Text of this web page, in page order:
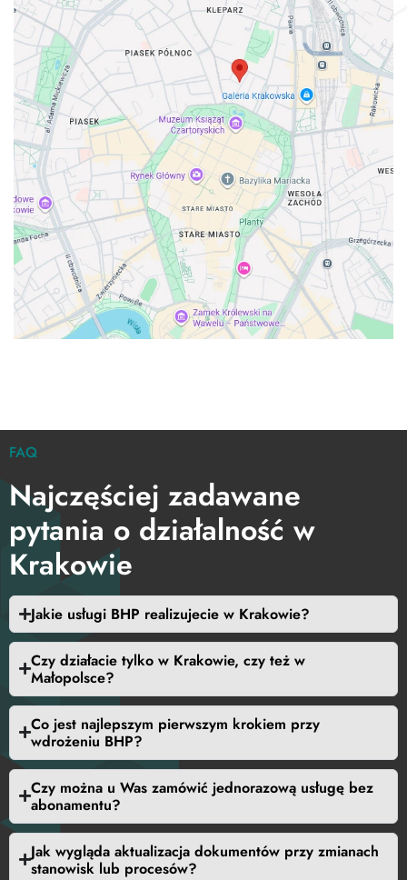
FAQ
Najczęściej zadawane
pytania o działalność w
Krakowie
Jakie usługi BHP realizujecie w Krakowie?
Czy działacie tylko w Krakowie, czy też w
Małopolsce?
Co jest najlepszym pierwszym krokiem przy
wdrożeniu BHP?
Czy można u Was zamówić jednorazową usługę bez
abonamentu?
Jak wygląda aktualizacja dokumentów przy zmianach
stanowisk lub procesów?